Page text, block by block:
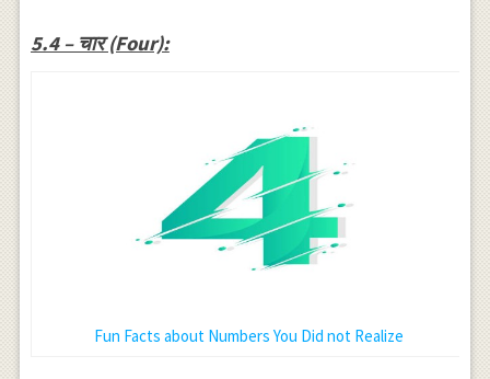
5.4 – चार (Four):
Fun Facts about Numbers You Did not Realize